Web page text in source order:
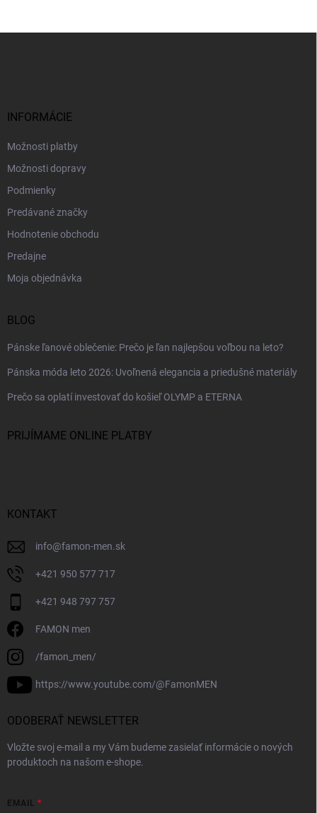
INFORMÁCIE
Možnosti platby
Možnosti dopravy
Podmienky
Predávané značky
Hodnotenie obchodu
Predajne
Moja objednávka
BLOG
Pánske ľanové oblečenie: Prečo je ľan najlepšou voľbou na leto?
Pánska móda leto 2026: Uvoľnená elegancia a priedušné materiály
Prečo sa oplatí investovať do košieľ OLYMP a ETERNA
PRIJÍMAME ONLINE PLATBY
KONTAKT
info@famon-men.sk
+421 950 577 717
+421 948 797 757
FAMON men
/famon_men/
https://www.youtube.com/@FamonMEN
ODOBERAŤ NEWSLETTER
Vložte svoj e-mail a my Vám budeme zasielať informácie o nových
produktoch na našom e-shope.
EMAIL